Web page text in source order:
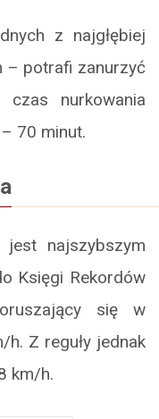
z najgłębiej
– potrafi zanurzyć
nurkowania
70 minut.
jest najszybszym
Księgi Rekordów
się w
Z reguły jednak
km/h.